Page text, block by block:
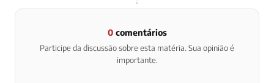
0comentários
Participe da discussão sobre esta matéria. Sua opinião é
importante.